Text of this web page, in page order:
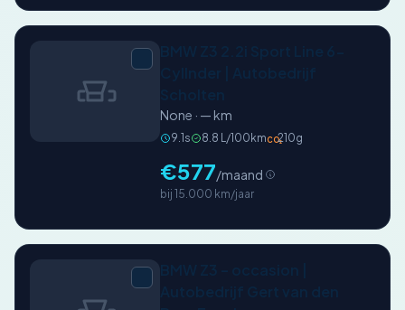
None · — km
9.1s 8.8 L/100kmCO₂210g
€577/maand
bij 15.000 km/jaar